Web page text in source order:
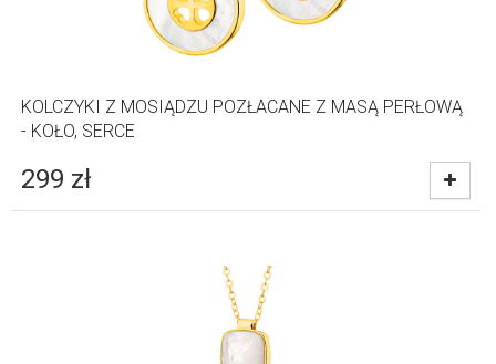
KOLCZYKI Z MOSIĄDZU POZŁACANE Z MASĄ PERŁOWĄ
- KOŁO, SERCE
299 zł